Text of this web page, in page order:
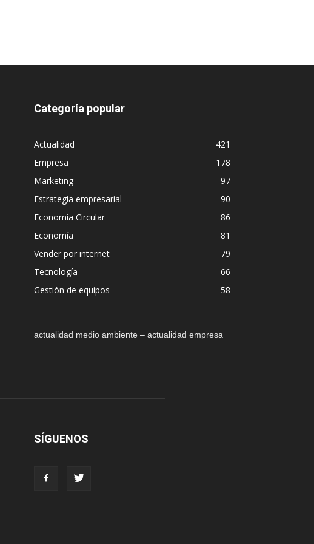
Categoría popular
Actualidad
421
Empresa
178
Marketing
97
Estrategia empresarial
90
Economia Circular
86
Economía
81
Vender por internet
79
Tecnología
66
Gestión de equipos
58
actualidad medio ambiente – actualidad empresa
SÍGUENOS